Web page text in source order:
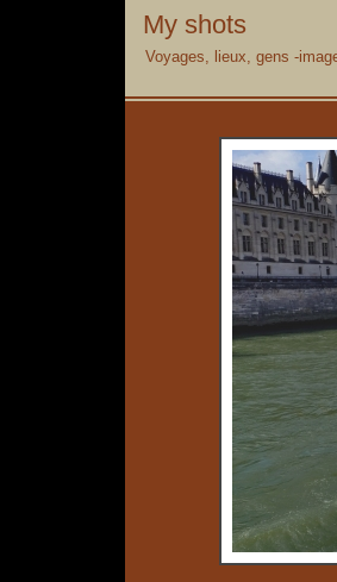
My shots
Voyages, lieux, gens -